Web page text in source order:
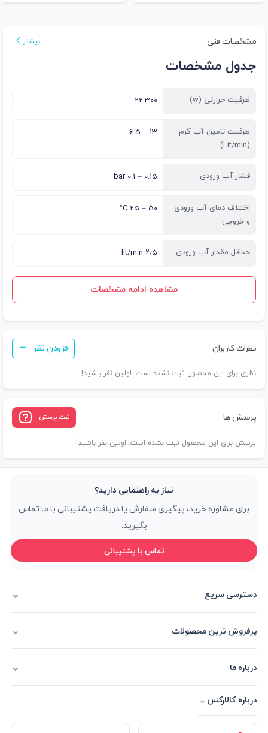
مشخصات فنی بیشتر
جدول مشخصات
ظرفیت حرارتی (w) 22.300
ظرفیت تامین آب گرم
(Lit/min)
13 – 6.5
فشار آب ورودی 0.15 – 0.1 bar
اختلاف دمای آب ورودی
و خروجی
50 – 25 C°
حداقل مقدار آب ورودی ۲٫۵ lit/min
مشاهده ادامه مشخصات
نظرات کاربران افزودن نظر
نظری برای این محصول ثبت نشده است. اولین نفر باشید!
پرسش ها ثبت پرسش
پرسش برای این محصول ثبت نشده است. اولین نفر باشید!
دسترسی سریع
پرفروش ترین محصولات
درباره ما
نیاز به راهنمایی دارید؟
برای مشاوره خرید، پیگیری سفارش یا دریافت پشتیبانی با ما تماس
بگیرید.
تماس با پشتیبانی
درباره کالارکس ⌄